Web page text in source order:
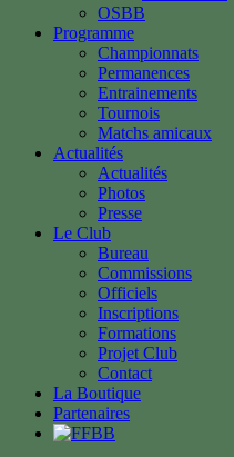
OSBB
Programme
Championnats
Permanences
Entrainements
Tournois
Matchs amicaux
Actualités
Actualités
Photos
Presse
Le Club
Bureau
Commissions
Officiels
Inscriptions
Formations
Projet Club
Contact
La Boutique
Partenaires